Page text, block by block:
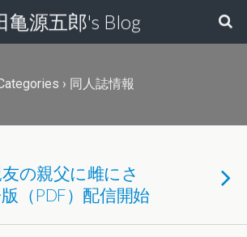
亀源五郎's Blog
› 同人誌情報
の親父に雌にさ
（PDF）配信開始